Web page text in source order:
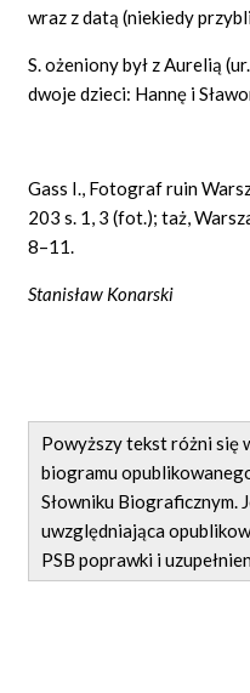
wraz z datą (niekiedy
S. ożeniony był z Aurelią
dwoje dzieci: Hannę i
Gass I., Fotograf ruin
203 s. 1, 3 (fot.); taż,
8–11.
Stanisław Konarski
Powyższy tekst różni się
biogramu
Słowniku Biograficznym.
uwzględniająca
PSB poprawki i